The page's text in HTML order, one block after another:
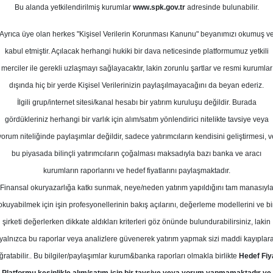
2025
Potansiyeli
Kurum Sayısı
8 4
Paralel
Get.
2
Çarşamba, 05 Mart 2025
Yatırım CCOLA Hedef Fiyat
CCOLA-Coca Cola İçecek için
70,1 TL'ye düşürdü, tavsiyesini
Bu alanda yetkilendirilmiş kurumlar www.spk.gov.tradresinde bulunabilir.
Ayrıca üye olan herkes "Kişisel Verilerin Korunması Kanunu" beyanımızı okumuş ve
kabul etmiştir. Açılacak herhangi hukiki bir dava neticesinde platformumuz yetkili
merciler ile gerekli uzlaşmayı sağlayacaktır, lakin zorunlu şartlar ve resmi kurumlar
dışında hiç bir yerde Kişisel Verilerinizin paylaşılmayacağını da beyan ederiz.
İlgili grup/internet sitesi/kanal hesabı bir yatırım kuruluşu değildir. Burada
gördükleriniz herhangi bir varlık için alım/satım yönlendirici nitelikte tavsiye veya
niteliğinde paylaşımlar değildir, sadece yatırımcıların kendisini geliştirmesi,
bu piyasada bilinçli yatırımcıların çoğalması maksadıyla bazı banka ve aracı
kurumların raporlarını ve hedef fiyatlarını paylaşmaktadır.
Finansal okuryazarlığa katkı sunmak, neye/neden yatırım yapıldığını tam manasıyla
için işin profesyonellerinin bakış açılarını, değerleme modellerini ve
şirketi değerlerken dikkate aldıkları kriterleri göz önünde bulundurabilirsiniz, lakin
yalnızca bu raporlar veya analizlere güvenerek yatırım yapmak sizi maddi
Bu bilgiler/paylaşımlar kurum&banka raporları olmakla birlikte Hedef